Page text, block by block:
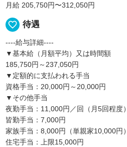
月給 205,750円〜312,050円
favorite_border 待遇
----給与詳細----
▼基本給（月額平均）又は時間額
185,750円～237,050円
▼定額的に支払われる手当
資格手当：20,000円～20,000円
▼その他手当
夜勤手当：11,000円／回（月5回程度）
皆勤手当：7,000円
家族手当：8,000円（単親家10,000円）
住宅手当：上限15,000円